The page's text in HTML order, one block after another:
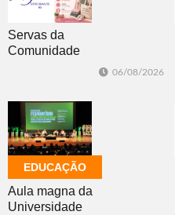
Servas da
Comunidade
nesta sexta-feira
06/08/2026
EDUCAÇÃO
Aula magna da
Universidade